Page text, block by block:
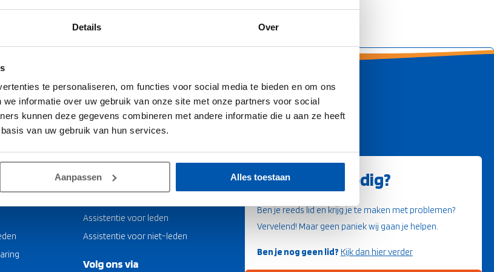
Details Over
te personaliseren, om functies voor social media te bieden en om ons
informatie over uw gebruik van onze site met onze partners voor social
kunnen deze gegevens combineren met andere informatie die u aan ze heeft
van uw gebruik van hun services.
Aanpassen Alles toestaan
Assistentie voor leden
Assistentie voor niet-leden
Volg ons via
Direct hulp nodig?
Ben je reeds lid en krijg je te maken met problemen?
Vervelend! Maar geen paniek wij gaan je helpen.
Ben je nog geen lid? Kijk dan hier verder